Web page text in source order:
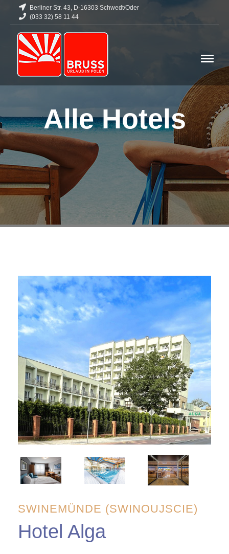
Berliner Str. 43, D-16303 Schwedt/Oder
(033 32) 58 11 44
Alle Hotels
SWINEMÜNDE (SWINOUJSCIE)
Hotel Alga